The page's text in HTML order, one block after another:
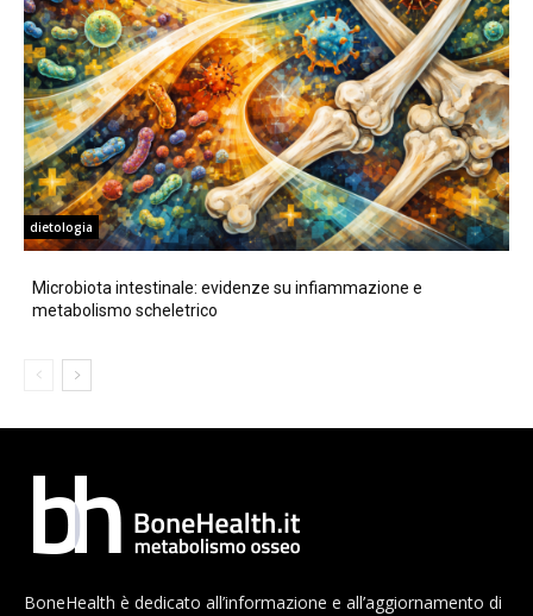
dietologia
Microbiota intestinale: evidenze su infiammazione e
metabolismo scheletrico
BoneHealth è dedicato all’informazione e all’aggiornamento di